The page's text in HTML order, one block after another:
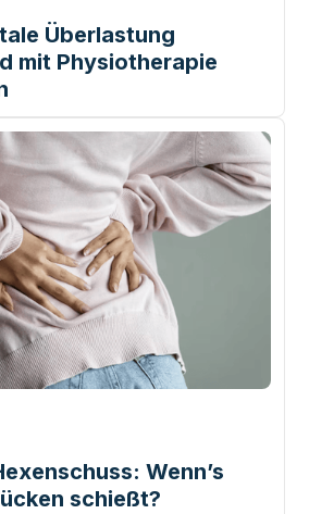
Überlastung
mit Physiotherapie
Wenn’s
schießt?